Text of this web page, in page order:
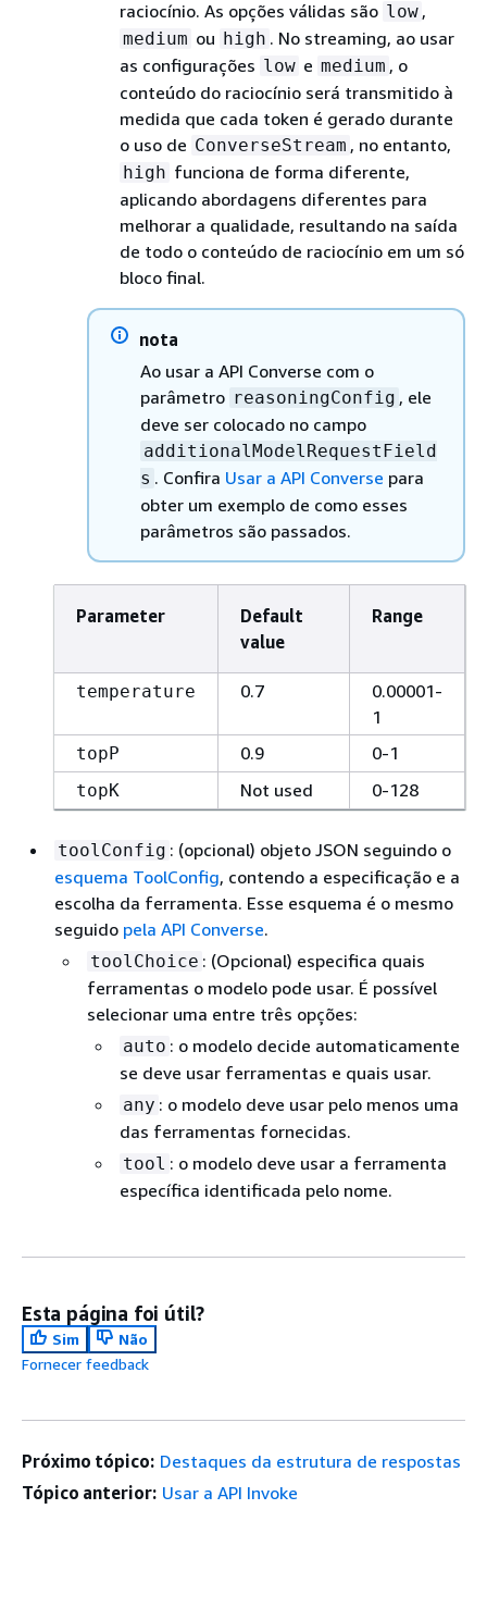
raciocínio. As opções válidas são low ,
medium ou high . No streaming, ao usar
as configurações low e medium , o
conteúdo do raciocínio será transmitido à
medida que cada token é gerado durante
o uso de ConverseStream , no entanto,
high funciona de forma diferente,
aplicando abordagens diferentes para
melhorar a qualidade, resultando na saída
de todo o conteúdo de raciocínio em um só
bloco final.
nota
Ao usar a API Converse com o
parâmetro reasoningConfig , ele
deve ser colocado no campo
additionalModelRequestField
s . Confira Usar a API Converse para
obter um exemplo de como esses
parâmetros são passados.
Parameter
Default
value
Range
temperature 0.7
0.00001-
1
topP 0.9 0-1
topK Not used 0-128
toolConfig : (opcional) objeto JSON seguindo o
esquema ToolConfig, contendo a especificação e a
escolha da ferramenta. Esse esquema é o mesmo
seguido pela API Converse.
toolChoice : (Opcional) especifica quais
ferramentas o modelo pode usar. É possível
selecionar uma entre três opções:
auto : o modelo decide automaticamente
se deve usar ferramentas e quais usar.
any : o modelo deve usar pelo menos uma
das ferramentas fornecidas.
tool : o modelo deve usar a ferramenta
específica identificada pelo nome.
Esta página foi útil?
Sim
Não
Fornecer feedback
Próximo tópico: Destaques da estrutura de respostas
Tópico anterior: Usar a API Invoke